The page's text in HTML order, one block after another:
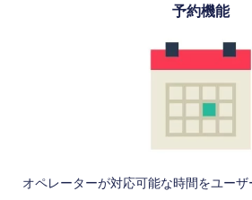
予約機能
オペレーターが対応可能な時間をユー